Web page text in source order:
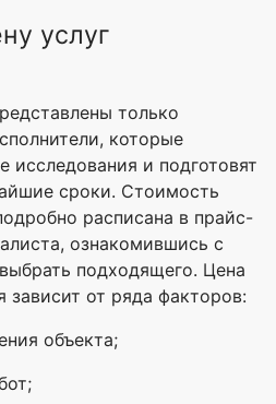
услуг
только
которые
исследования и подготовят
сроки. Стоимость
расписана в прайс-
ознакомившись с
подходящего. Цена
зависит от ряда факторов:
объекта;